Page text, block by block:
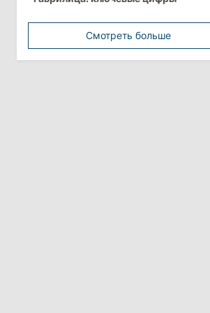
минимальной зарплатой
Политика
Анна Ревенко уходит с поста главы
Смотреть больше